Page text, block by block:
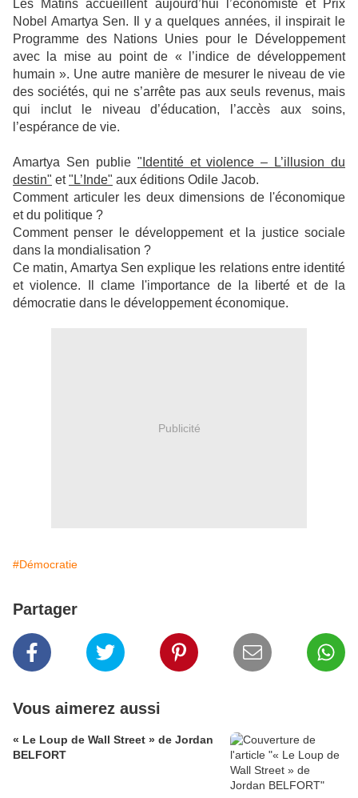
Les Matins accueillent aujourd’hui l’économiste et Prix
Nobel Amartya Sen. Il y a quelques années, il inspirait le
Programme des Nations Unies pour le Développement
avec la mise au point de « l’indice de développement
humain ». Une autre manière de mesurer le niveau de vie
des sociétés, qui ne s’arrête pas aux seuls revenus, mais
qui inclut le niveau d’éducation, l’accès aux soins,
l’espérance de vie.
Amartya Sen publie "Identité et violence – L’illusion du
destin" et"L’Inde" aux éditions Odile Jacob.
Comment articuler les deux dimensions de l'économique
et du politique ?
Comment penser le développement et la justice sociale
dans la mondialisation ?
Ce matin, Amartya Sen explique les relations entre identité
et violence. Il clame l'importance de la liberté et de la
démocratie dans le développement économique.
Publicité
#Démocratie
Partager
Vous aimerez aussi
« Le Loup de Wall Street » de Jordan
BELFORT